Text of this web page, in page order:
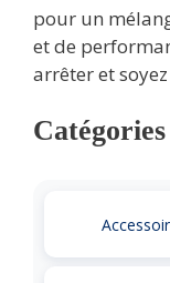
pour un
et de
arrêter et